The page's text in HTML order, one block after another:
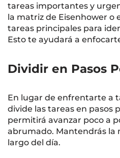
tareas importantes y
la matriz de Eisenhower o
tareas principales para
Esto te ayudará a
Dividir en Pasos
En lugar de enfrentarte a
divide las tareas en pasos
permitirá avanzar poco a
abrumado. Mantendrás la
largo del día.